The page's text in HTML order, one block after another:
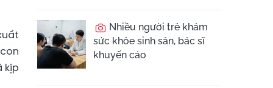
kịp
Nhiều người trẻ khám
sức khỏe sinh sản, bác sĩ
khuyến cáo